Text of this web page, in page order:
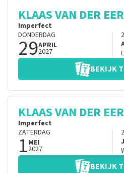
KLAAS VAN DER
Imperfect
DONDERDAG
29APRIL
2027
BEKIJK
KLAAS VAN DER
Imperfect
ZATERDAG
1 MEI
2027
BEKIJK